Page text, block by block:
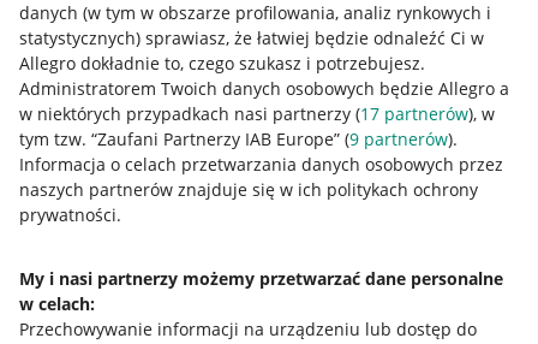
danych (w tym w obszarze profilowania, analiz rynkowych i
statystycznych) sprawiasz, że łatwiej będzie odnaleźć Ci w
Allegro dokładnie to, czego szukasz i potrzebujesz.
Administratorem Twoich danych osobowych będzie Allegro a
w niektórych przypadkach nasi partnerzy (17 partnerów), w
tym tzw. “Zaufani Partnerzy IAB Europe” (9 partnerów).
Informacja o celach przetwarzania danych osobowych przez
naszych partnerów znajduje się w ich politykach ochrony
prywatności.
My i nasi partnerzy możemy przetwarzać dane personalne
w celach:
Przechowywanie informacji na urządzeniu lub dostęp do
Przydatne informacje
Jak to działa
Allegro Gadane dla sprzedających